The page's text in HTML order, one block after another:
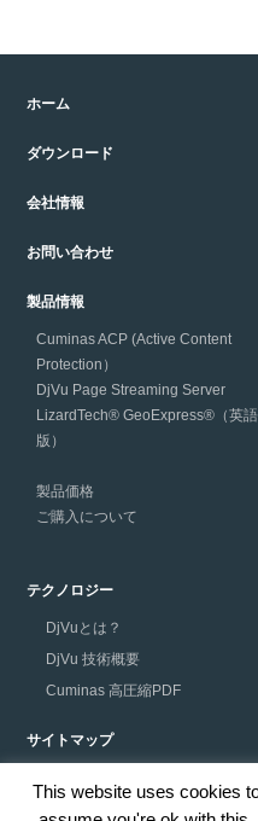
ホーム
ダウンロード
会社情報
お問い合わせ
製品情報
Cuminas ACP (Active Content
Protection）
DjVu Page Streaming Server
LizardTech® GeoExpress®（英語
版）
製品価格
ご購入について
テクノロジー
DjVuとは？
DjVu 技術概要
Cuminas 高圧縮PDF
サイトマップ
プライバシーポリシー
This website uses cookies